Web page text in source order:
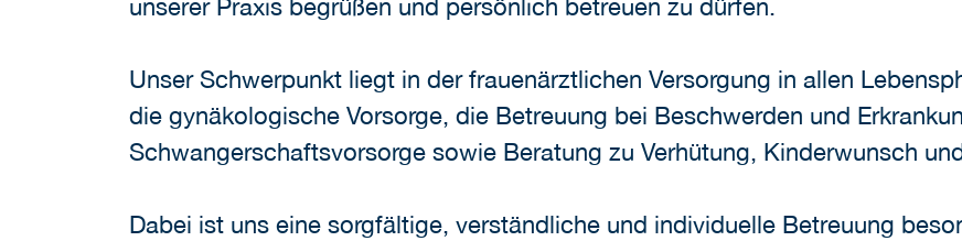
unserer Praxis begrüßen und persönlich betreuen zu dürfen.
Unser Schwerpunkt liegt in der frauenärztlichen Versorgung in allen
die gynäkologische Vorsorge, die Betreuung bei Beschwerden und
Schwangerschaftsvorsorge sowie Beratung zu Verhütung, Kinderwunsch
Dabei ist uns eine sorgfältige, verständliche und individuelle Betreuung